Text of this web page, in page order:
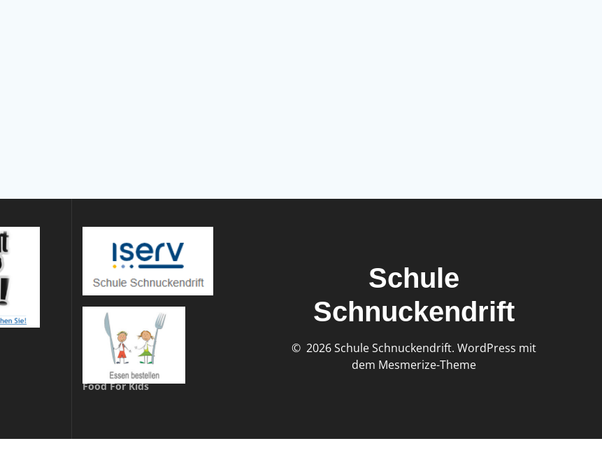
Food For Kids
Schule
Schnuckendrift
© 2026 Schule Schnuckendrift. WordPress mit
dem Mesmerize-Theme